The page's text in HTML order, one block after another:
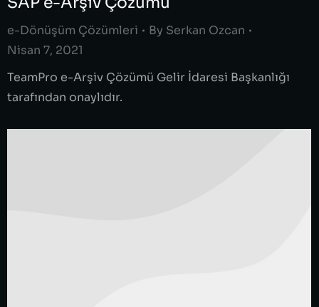
e-Dönüşüm Çözümleri By Serkan Ozcan
Nisan 7, 2021
TeamPro e-Arşiv Çözümü Gelir İdaresi Başkanlığı
tarafından onaylıdır.